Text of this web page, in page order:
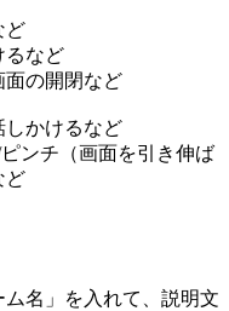
ど
るなど
の開閉など
かけるなど
ンチ（画面を引き伸ば
ど
名」を入れて、説明文